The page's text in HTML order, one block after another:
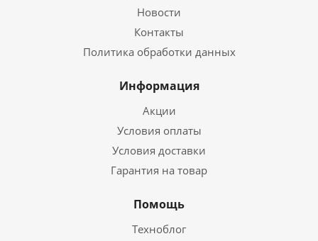
Новости
Контакты
Политика обработки данных
Информация
Акции
Условия оплаты
Условия доставки
Гарантия на товар
Помощь
Техноблог